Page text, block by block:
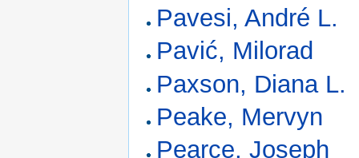
Pavesi, André L.
Pavić, Milorad
Paxson, Diana L.
Peake, Mervyn
Pearce, Joseph